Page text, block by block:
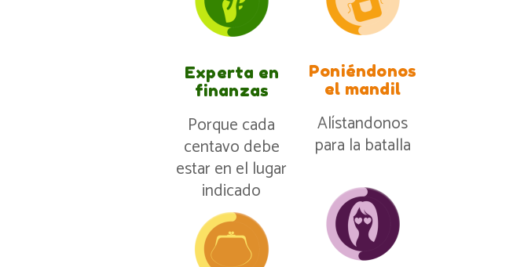
Experta en
finanzas
Porque cada
centavo debe
estar en el lugar
indicado
Poniéndonos
el mandil
Alístandonos
para la batalla